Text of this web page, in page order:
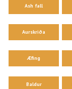
Ash fall
Aurskriða
Æfing
Baldur